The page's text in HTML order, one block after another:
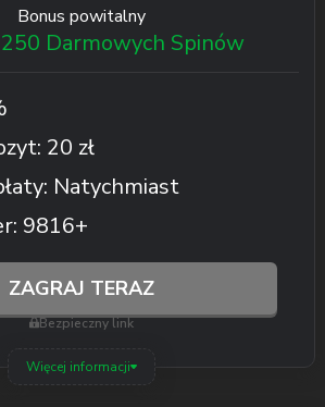
Bonus powitalny
Darmowych Spinów
20 zł
Natychmiast
9816+
ZAGRAJ TERAZ
Bezpieczny link
Więcej informacji